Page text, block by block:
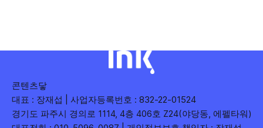
콘텐츠닿
대표 : 장재섭 | 사업자등록번호 : 832-22-01524
경기도 파주시 경의로 1114, 4층 406호 Z24(야당동, 에펠타워)